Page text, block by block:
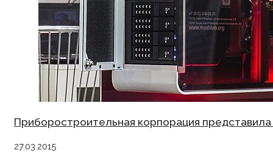
Приборостроительная корпорация
27.03.2015